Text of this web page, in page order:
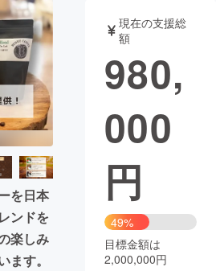
ガジェット
書籍・雑誌
業 チャレンジ
域活性化
Good
CAMPFIRE Creation
と納税machi-ya コミュニティ
を日本
ンドを
楽しみ
ます。
現在の支援総
額
980,
000
円
49%
目標金額は
2,000,000円